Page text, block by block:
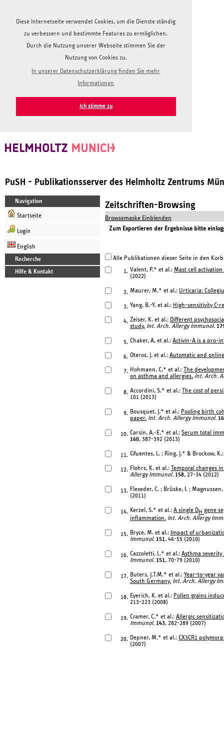
Diese Internetseite verwendet Cookies, um die Dienste ständig
zu verbessern und bestimmte Features zu ermöglichen.
Durch die Nutzung unserer Webseite stimmen Sie der
Nutzung von Cookies zu.
In unserer Datenschutzerklärung finden Sie mehr
Informationen
Ich stimme zu
PuSH - Publikationsserver des Helmholtz Zentrums
Navigation
Startseite
Login
English
Recherche
Hilfe & Kontakt
Zeitschriften-Browsing
Browsemaske Einblenden
Zum Exportieren der Ergebnisse bitte
Alle Publikationen dieser Seite in den
1. Valent, P.* et al.: Mast cell
(2022)
2. Maurer, M.* et al.: Urticaria:
3. Yang, B.-Y. et al.: High-sensitivity C-
4. Zeiser, K. et al.: Different
study. Int. Arch. Allergy Immunol.
5. Chaker, A. et al.: Activin-A is a pro-
6. Oteros, J. et al.: Automatic and
7. Hohmann, C.* et al.: The
on asthma and allergies. Int. Arch.
8. Accordini, S.* et al.: The cost of
101 (2013)
9. Bousquet, J.* et al.: Pooling birth
paper. Int. Arch. Allergy Immunol.
10. Carsin, A.-E.* et al.: Serum total
160, 387-392 (2013)
11. Cifuentes, L. ; Ring, J.* & Brockow,
12. Flohrs, K. et al.: Temporal changes
Allergy Immunol. 158, 27-34 (2012)
13. Flexeder, C. ; Brüske, I. ;
(2011)
14. Kerzel, S.* et al.: A single DH gene
inflammation. Int. Arch. Allergy
15. Bryce, M. et al.: Impact of
Immunol. 151, 46-55 (2010)
16. Cazzoletti, L.* et al.: Asthma
Immunol. 151, 70-79 (2010)
17. Buters, J.T.M.* et al.: Year-to-year
South Germany. Int. Arch. Allergy
18. Eyerich, K. et al.: Pollen grains
213-223 (2008)
19. Cramer, C.* et al.: Allergic
Immunol. 143, 282-289 (2007)
20. Depner, M.* et al.: CX3CR1
(2007)